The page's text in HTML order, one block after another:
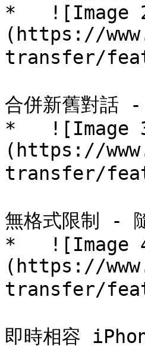
*   ![Image
(https://
transfer/
合併新舊對話
*   ![Image
(https://
transfer/
無格式限制 -
*   ![Image
(https://
transfer/
即時相容